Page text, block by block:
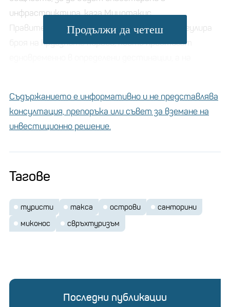
инфраструктура, каза Мицотакис.
Правителството също така планира да регулира
броя на круизните кораби, които пристигат
недостига на вода, каза той.
Продължи да четеш
Съдържанието е информативно и не представлява
консултация, препоръка или съвет за вземане на
инвестиционно решение.
Тагове
туристи такса острови
санторини
миконос
свръхтуризъм
Последни публикации